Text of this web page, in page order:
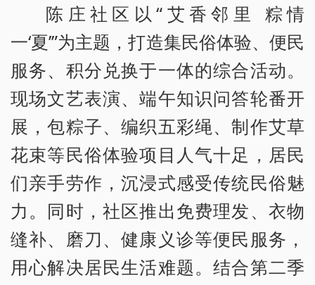
陈庄社区以“艾香邻里 粽情
一‘夏’”为主题，打造集民俗体验、便民
服务、积分兑换于一体的综合活动。
现场文艺表演、端午知识问答轮番开
展，包粽子、编织五彩绳、制作艾草
花束等民俗体验项目人气十足，居民
们亲手劳作，沉浸式感受传统民俗魅
力。同时，社区推出免费理发、衣物
缝补、磨刀、健康义诊等便民服务，
用心解决居民生活难题。结合第二季